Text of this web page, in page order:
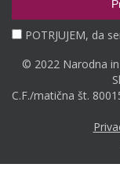
POTRJUJEM, da
© 2022 Narodna
C.F./matična št.